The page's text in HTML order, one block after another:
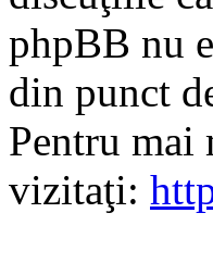
phpBB nu
din punct
Pentru mai
vizitaţi: